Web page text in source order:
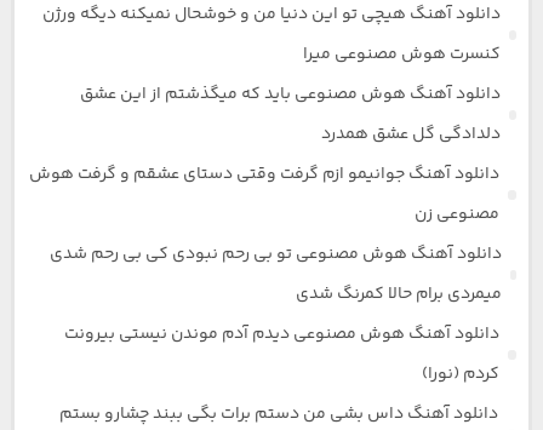
دانلود آهنگ هیچی تو این دنیا من و خوشحال نمیکنه دیگه ورژن
کنسرت هوش مصنوعی میرا
دانلود آهنگ هوش مصنوعی باید که میگذشتم از این عشق
دلدادگی گل عشق همدرد
دانلود آهنگ جوانیمو ازم گرفت وقتی دستای عشقم و گرفت هوش
مصنوعی زن
دانلود آهنگ هوش مصنوعی تو بی رحم نبودی کی بی رحم شدی
میمردی برام حالا کمرنگ شدی
دانلود آهنگ هوش مصنوعی دیدم آدم موندن نیستی بیرونت
کردم (نورا)
دانلود آهنگ داس بشی من دستم برات بگی ببند چشارو بستم